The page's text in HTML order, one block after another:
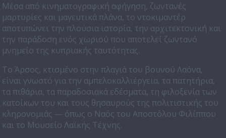
Μέσα από κινηματογραφική αφήγηση, ζωντανές
μαρτυρίες και μαγευτικά πλάνα, το ντοκιμαντέρ
αποτυπώνει την πλούσια ιστορία, την αρχιτεκτονική και
την παράδοση ενός χωριού που αποτελεί ζωντανό
μνημείο της κυπριακής ταυτότητας.
Το Άρσος, κτισμένο στην πλαγιά του βουνού Λαόνα,
είναι γνωστό για την αμπελοκαλλιέργεια, τα πατητήρια,
τα πιθάρια, τα παραδοσιακά εδέσματα, τη φιλοξενία των
κατοίκων του και τους θησαυρούς της πολιτιστικής του
κληρονομιάς — όπως ο Ναός του Αποστόλου Φιλίππου
και το Μουσείο Λαϊκής Τέχνης.